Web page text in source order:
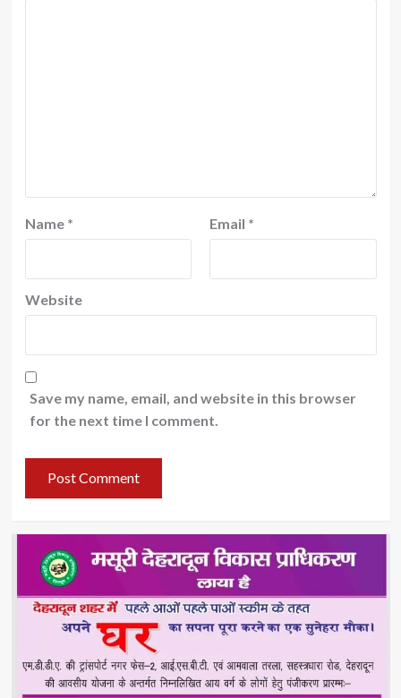
Name * Email *
Website
Save my name, email, and website in this browser
for the next time I comment.